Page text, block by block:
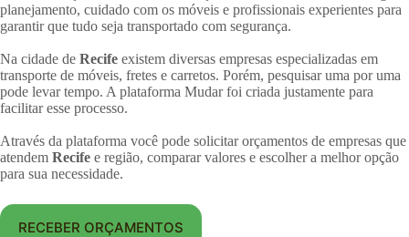
planejamento, cuidado com os móveis e profissionais experientes para
garantir que tudo seja transportado com segurança.
Na cidade de Recife existem diversas empresas especializadas em
transporte de móveis, fretes e carretos. Porém, pesquisar uma por uma
pode levar tempo. A plataforma Mudar foi criada justamente para
facilitar esse processo.
Através da plataforma você pode solicitar orçamentos de empresas que
atendem Recife e região, comparar valores e escolher a melhor opção
para sua necessidade.
RECEBER ORÇAMENTOS